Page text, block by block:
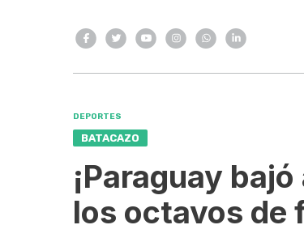
DEPORTES
BATACAZO
¡Paraguay
los octavos de